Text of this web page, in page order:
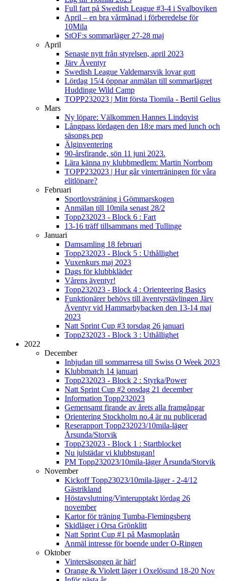
Full fart på Swedish League #3-4 i Svalboviken
April – en bra vårmånad i förberedelse för
10Mila
StOF:s sommarläger 27-28 maj
April
Senaste nytt från styrelsen, april 2023
Järv Äventyr
Swedish League Valdemarsvik lovar gott
Lördag 15/4 öppnar anmälan till sommarlägret
Huddinge Wild Camp
TOPP232023 | Mitt första Tiomila - Bertil Gelius
Mars
Ny löpare: Välkommen Hannes Lindqvist
Långpass lördagen den 18:e mars med lunch och
säsongs pep
Älginventering
90-årsfirande, sön 11 juni 2023.
Lära känna ny klubbmedlem: Martin Norrbom
TOPP232023 | Hur går vinterträningen för våra
elitlöpare?
Februari
Sportlovsträning i Gömmarskogen
Anmälan till 10mila senast 28/2
Topp232023 - Block 6 : Fart
13-16 träff tillsammans med Tullinge
Januari
Damsamling 18 februari
Topp232023 - Block 5 : Uthållighet
Vuxenkurs maj 2023
Dags för klubbkläder
Vårens äventyr!
Topp232023 - Block 4 : Orienteering Basics
Funktionärer behövs till äventyrstävlingen Järv
Äventyr vid Hammarbybacken den 13-14 maj
2023
Natt Sprint Cup #3 torsdag 26 januari
Topp232023 - Block 3 : Uthållighet
2022
December
Inbjudan till sommarresa till Swiss O Week 2023
Klubbmatch 14 januari
Topp232023 - Block 2 : Styrka/Power
Natt Sprint Cup #2 onsdag 21 december
Information Topp232023
Gemensamt firande av årets alla framgångar
Orientering Stockholm no.4 är nu publicerad
Reserapport Topp232023/10mila-läger
Årsunda/Storvik
Topp232023 - Block 1 : Startblocket
Nu julstädar vi klubbstugan!
PM Topp232023/10mila-läger Årsunda/Storvik
November
Kickoff Topp23023/10mila-läger - 2-4/12
Gästrikland
Höstavslutning/Vinterupptakt lördag 26
november
Kartor för träning Tumba-Flemingsberg
Skidläger i Orsa Grönklitt
Natt Sprint Cup #1 på Masmoplatån
Anmäl intresse för boende under O-Ringen
Oktober
Vintersäsongen är här!
Orange & Violett läger i Oxelösund 18-20 Nov